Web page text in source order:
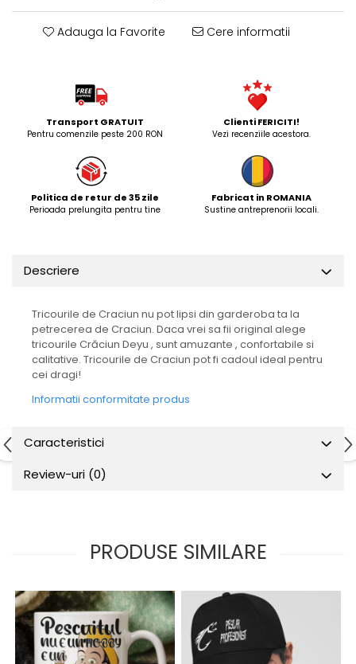
Adauga la Favorite Cere informatii
Transport GRATUIT
Pentru comenzile peste 200 RON
Clienti FERICITI!
Vezi recenziile acestora.
Politica de retur de 35 zile
Perioada prelungita pentru tine
Fabricat in ROMANIA
Sustine antreprenorii locali.
Descriere
Tricourile de Craciun nu pot lipsi din garderoba ta la
petrecerea de Craciun. Daca vrei sa fii original alege
tricourile Crăciun Deyu , sunt amuzante , confortabile si
calitative. Tricourile de Craciun pot fi cadoul ideal pentru
cei dragi!
Informatii conformitate produs
Caracteristici
Review-uri (0)
PRODUSE SIMILARE